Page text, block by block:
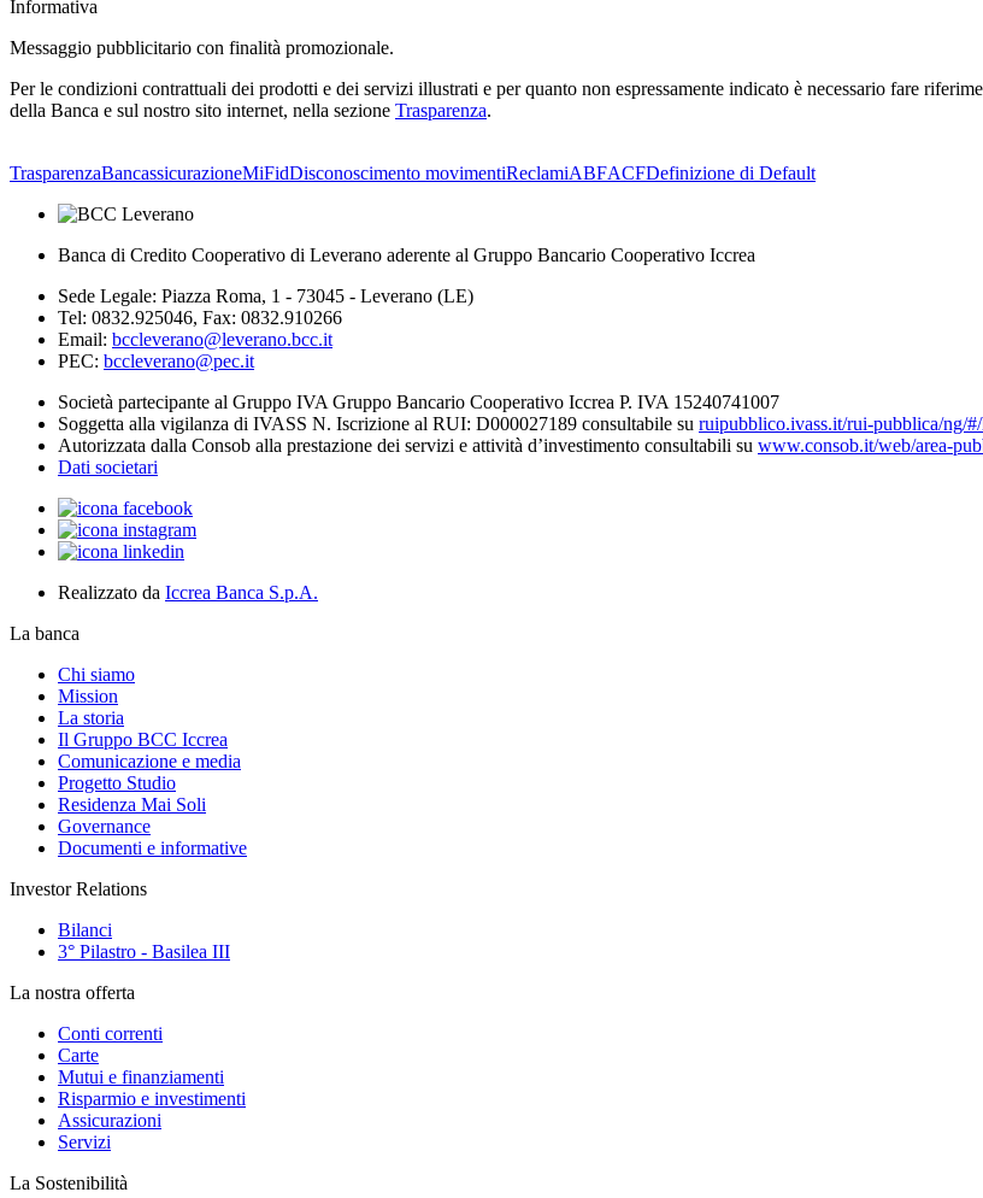
Informativa
Messaggio pubblicitario con finalità promozionale.
Per le condizioni contrattuali dei prodotti e dei servizi illustrati e per quanto non espressamente indicato è necessario fare
della Banca e sul nostro sito internet, nella sezione Trasparenza.
TrasparenzaBancassicurazioneMiFidDisconoscimento movimentiReclamiABFACFDefinizione di Default
Banca di Credito Cooperativo di Leverano aderente al Gruppo Bancario Cooperativo Iccrea
Sede Legale: Piazza Roma, 1 - 73045 - Leverano (LE)
Tel: 0832.925046, Fax: 0832.910266
Email: bccleverano@leverano.bcc.it
PEC: bccleverano@pec.it
Società partecipante al Gruppo IVA Gruppo Bancario Cooperativo Iccrea P. IVA 15240741007
Soggetta alla vigilanza di IVASS N. Iscrizione al RUI: D000027189 consultabile su ruipubblico.ivass.it/rui-pubblica/ng/
Autorizzata dalla Consob alla prestazione dei servizi e attività d’investimento consultabili su www.consob.it/web/area-
Dati societari
Realizzato da Iccrea Banca S.p.A.
La banca
Chi siamo
Mission
La storia
Il Gruppo BCC Iccrea
Comunicazione e media
Progetto Studio
Residenza Mai Soli
Governance
Documenti e informative
Investor Relations
Bilanci
3° Pilastro - Basilea III
La nostra offerta
Conti correnti
Carte
Mutui e finanziamenti
Risparmio e investimenti
Assicurazioni
Servizi
La Sostenibilità